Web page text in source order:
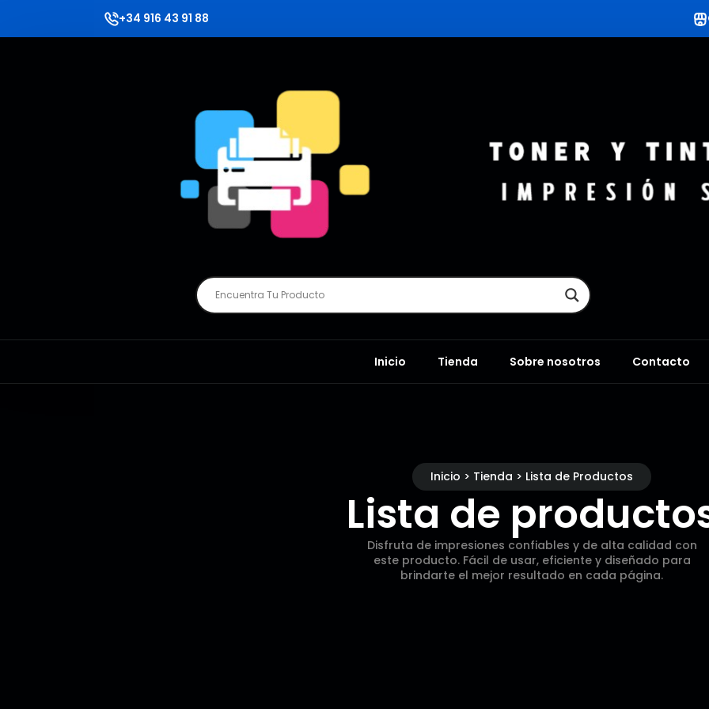
+34 916 43 91 88
Inicio Tienda Sobre nosotros Contacto
Inicio > Tienda > Lista de Productos
Lista de
Disfruta de impresiones confiables y de alta calidad con
este producto. Fácil de usar, eficiente y diseñado para
brindarte el mejor resultado en cada página.